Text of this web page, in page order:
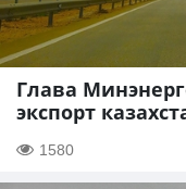
Глава
экспорт
1580